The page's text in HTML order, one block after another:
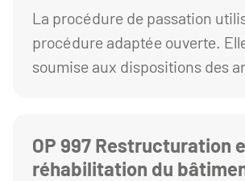
du bâtiment Gergovia
La procédure de passation
procédure adaptée ouverte.
soumise aux dispositions des
OP 997 Restructuration
réhabilitation du